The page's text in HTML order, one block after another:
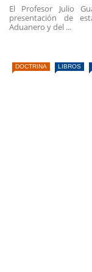
El Profesor Julio
presentación de
Aduanero y del ...
DOCTRINA LIBROS